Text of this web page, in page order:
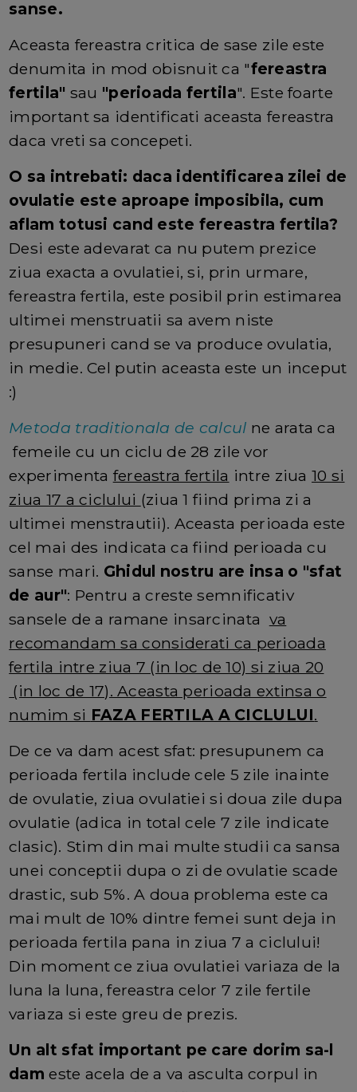
sanse.
Aceasta fereastra critica de sase zile este
denumita in mod obisnuit ca "fereastra
fertila" sau "perioada fertila". Este foarte
important sa identificati aceasta fereastra
daca vreti sa concepeti.
O sa intrebati: daca identificarea zilei de
ovulatie este aproape imposibila, cum
aflam totusi cand este fereastra fertila?
Desi este adevarat ca nu putem prezice
ziua exacta a ovulatiei, si, prin urmare,
fereastra fertila, este posibil prin estimarea
ultimei menstruatii sa avem niste
presupuneri cand se va produce ovulatia,
in medie. Cel putin aceasta este un inceput
:)
Metoda traditionala de calcul ne arata ca
femeile cu un ciclu de 28 zile vor
experimenta fereastra fertila intre ziua10 si
ziua 17 a ciclului (ziua 1 fiind prima zi a
ultimei menstrautii). Aceasta perioada este
cel mai des indicata ca fiind perioada cu
sanse mari. Ghidul nostru are insa o "sfat
de aur": Pentru a creste semnificativ
sansele de a ramane insarcinata va
recomandam sa considerati ca perioada
fertila intre ziua 7 (in loc de 10) si ziua 20
(in loc de 17). Aceasta perioada extinsa o
numim si FAZA FERTILA A CICLULUI.
De ce va dam acest sfat: presupunem ca
perioada fertila include cele 5 zile inainte
de ovulatie, ziua ovulatiei si doua zile dupa
ovulatie (adica in total cele 7 zile indicate
clasic). Stim din mai multe studii ca sansa
unei conceptii dupa o zi de ovulatie scade
drastic, sub 5%. A doua problema este ca
mai mult de 10% dintre femei sunt deja in
perioada fertila pana in ziua 7 a ciclului!
Din moment ce ziua ovulatiei variaza de la
luna la luna, fereastra celor 7 zile fertile
variaza si este greu de prezis.
Un alt sfat important pe care dorim sa-l
dam este acela de a va asculta corpul in